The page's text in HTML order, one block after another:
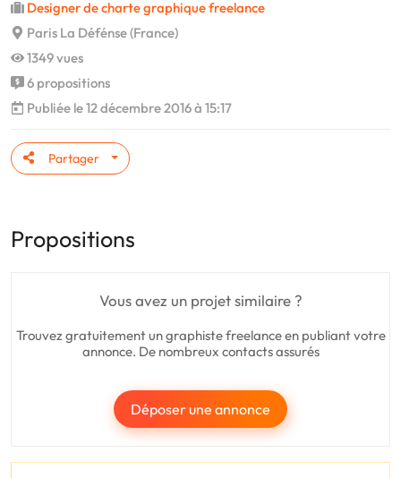
Designer de charte graphique freelance
Paris La Défénse (France)
1349 vues
6 propositions
Publiée le 12 décembre 2016 à 15:17
Partager
Propositions
Vous avez un projet similaire ?
Trouvez gratuitement un graphiste freelance en publiant votre
annonce. De nombreux contacts assurés
Déposer une annonce